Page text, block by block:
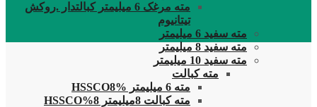
مته مرغک 6 میلیمتر کبالتدار .روکش
تیتانیوم
مته سفید 6 میلیمتر
مته سفید 8 میلیمتر
مته سفید 10 میلیمتر
مته کبالت
مته 6 میلیمتر HSSCO8%
مته کبالت 8میلیمتر 8%HSSCO